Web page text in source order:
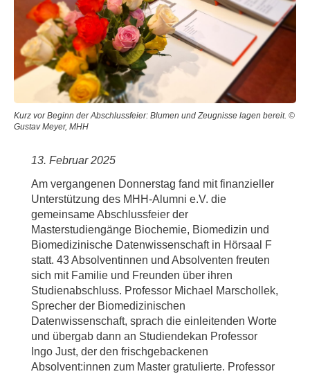
Kurz vor Beginn der Abschlussfeier: Blumen und Zeugnisse lagen bereit. ©
Gustav Meyer, MHH
13. Februar 2025
Am vergangenen Donnerstag fand mit finanzieller
Unterstützung des MHH-Alumni e.V. die
gemeinsame Abschlussfeier der
Masterstudiengänge Biochemie, Biomedizin und
Biomedizinische Datenwissenschaft in Hörsaal F
statt. 43 Absolventinnen und Absolventen freuten
sich mit Familie und Freunden über ihren
Studienabschluss. Professor Michael Marschollek,
Sprecher der Biomedizinischen
Datenwissenschaft, sprach die einleitenden Worte
und übergab dann an Studiendekan Professor
Ingo Just, der den frischgebackenen
Absolvent:innen zum Master gratulierte. Professor